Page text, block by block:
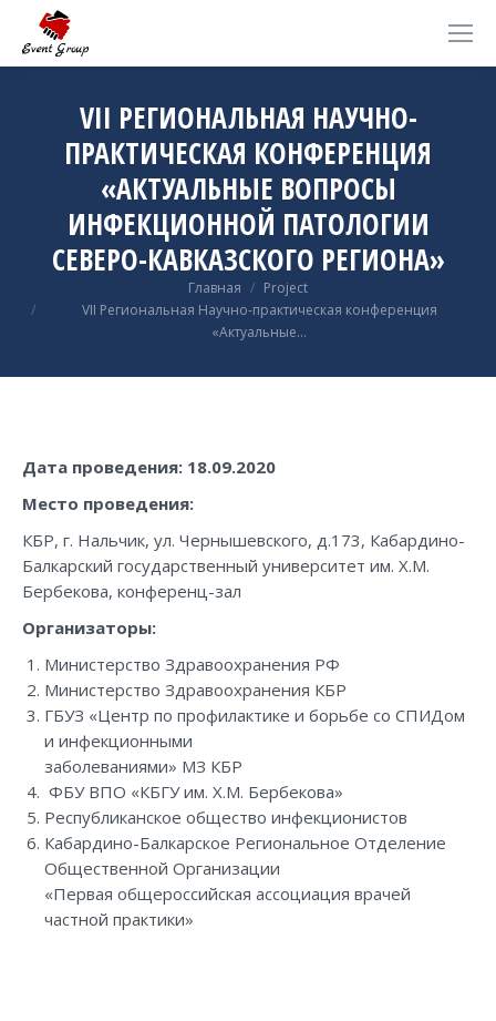
VII РЕГИОНАЛЬНАЯ НАУЧНО-
ПРАКТИЧЕСКАЯ КОНФЕРЕНЦИЯ
«АКТУАЛЬНЫЕ ВОПРОСЫ
ИНФЕКЦИОННОЙ ПАТОЛОГИИ
СЕВЕРО-КАВКАЗСКОГО РЕГИОНА»
Главная
Project
VII Региональная Научно-практическая конференция
«Актуальные…
Дата проведения: 18.09.2020
Место проведения:
КБР, г. Нальчик, ул. Чернышевского, д.173, Кабардино-
Балкарский государственный университет им. Х.М.
Бербекова, конференц-зал
Организаторы:
Министерство Здравоохранения РФ
Министерство Здравоохранения КБР
ГБУЗ «Центр по профилактике и борьбе со СПИДом
и инфекционными
заболеваниями» МЗ КБР
ФБУ ВПО «КБГУ им. Х.М. Бербекова»
Республиканское общество инфекционистов
Кабардино-Балкарское Региональное Отделение
Общественной Организации
«Первая общероссийская ассоциация врачей
частной практики»